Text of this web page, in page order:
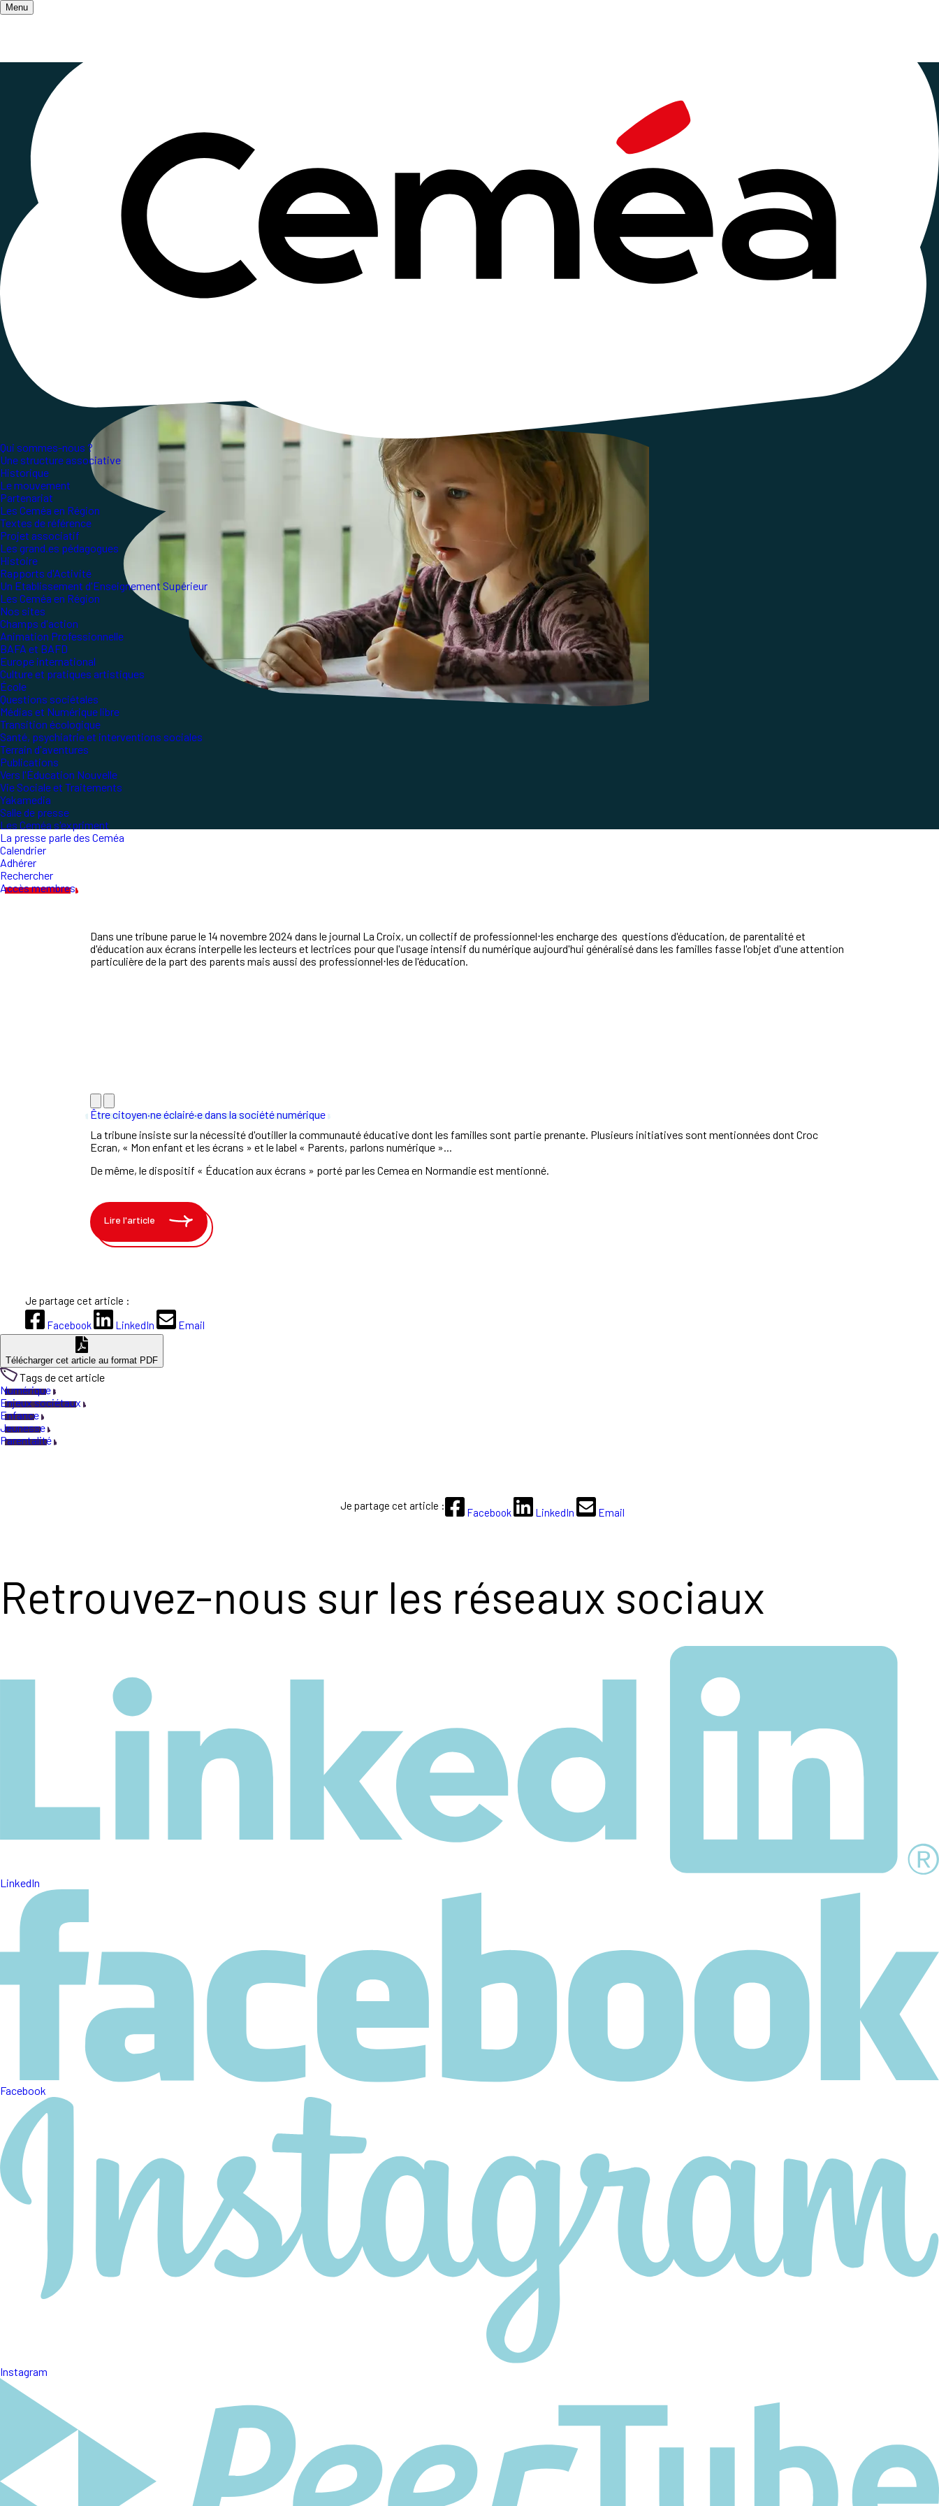
Menu
Qui sommes-nous ?
Une structure associative
Historique
Le mouvement
Partenariat
Les Ceméa en Région
Textes de référence
Projet associatif
Les grand.es pédagogues
Histoire
Rapports d'Activité
Un Etablissement d'Enseignement Supérieur
Les Ceméa en Région
Nos sites
Champs d'action
Animation Professionnelle
BAFA et BAFD
Europe international
Culture et pratiques artistiques
École
Questions sociétales
Médias et Numérique libre
Transition écologique
Santé, psychiatrie et interventions sociales
Terrain d'aventures
Publications
Vers l'Éducation Nouvelle
Vie Sociale et Traitements
Yakamedia
Salle de presse
Les Ceméa s'expriment
La presse parle des Ceméa
Calendrier
Adhérer
Rechercher
Accès membres
Article du journal La Croix sur EAE
Education aux Ecrans:
outiller, toujours outiller
14 novembre 2024 , mis à jour le
27 octobre 2025 à 14h25
Lecture < 1 minute
Dans une tribune parue le 14 novembre 2024 dans le journal La Croix, un collectif de professionnel⋅les encharge des questions d'éducation, de parentalité et
d'éducation aux écrans interpelle les lecteurs et lectrices pour que l'usage intensif du numérique aujourd'hui généralisé dans les familles fasse l'objet d'une attention
particulière de la part des parents mais aussi des professionnel⋅les de l'éducation.
Être citoyen·ne éclairé·e dans la société numérique
La tribune insiste sur la nécessité d'outiller la communauté éducative dont les familles sont partie prenante. Plusieurs initiatives sont mentionnées dont Croc
Ecran, « Mon enfant et les écrans » et le label « Parents, parlons numérique »...
De même, le dispositif « Éducation aux écrans » porté par les Cemea en Normandie est mentionné.
Lire l'article
Je partage cet article :
Facebook
LinkedIn Email
Télécharger cet article au format PDF
Tags de cet article
Numérique
Enjeux sociétaux
Enfance
Jeunesse
Parentalité
Je partage cet article :
Facebook LinkedIn Email
Retrouvez-nous sur les réseaux sociaux
LinkedIn
Facebook
Instagram